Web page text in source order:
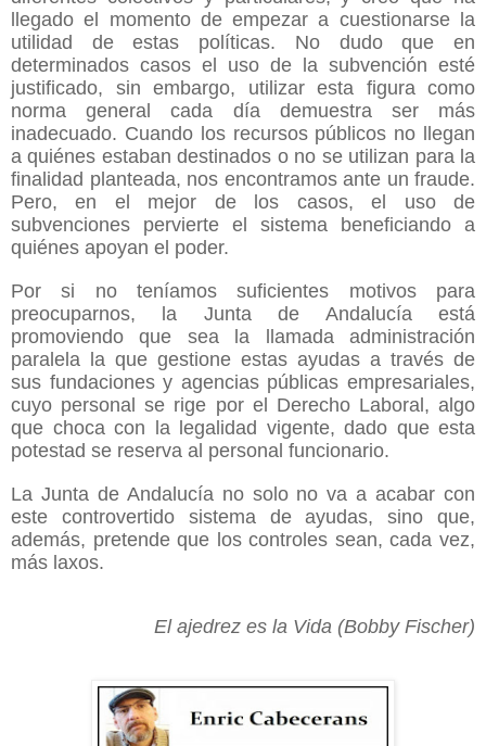
llegado el momento de empezar a cuestionarse la
utilidad de estas políticas. No dudo que en
determinados casos el uso de la subvención esté
justificado, sin embargo, utilizar esta figura como
norma general cada día demuestra ser más
inadecuado. Cuando los recursos públicos no llegan
a quiénes estaban destinados o no se utilizan para la
finalidad planteada, nos encontramos ante un fraude.
Pero, en el mejor de los casos, el uso de
subvenciones pervierte el sistema beneficiando a
quiénes apoyan el poder.
Por si no teníamos suficientes motivos para
preocuparnos, la Junta de Andalucía está
promoviendo que sea la llamada administración
paralela la que gestione estas ayudas a través de
sus fundaciones y agencias públicas empresariales,
cuyo personal se rige por el Derecho Laboral, algo
que choca con la legalidad vigente, dado que esta
potestad se reserva al personal funcionario.
La Junta de Andalucía no solo no va a acabar con
este controvertido sistema de ayudas, sino que,
además, pretende que los controles sean, cada vez,
más laxos.
El ajedrez es la Vida (Bobby Fischer)